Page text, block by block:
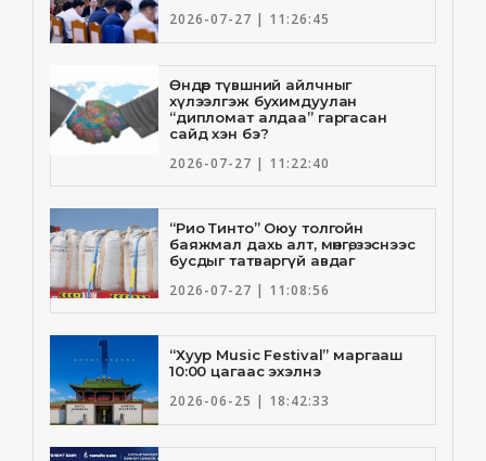
2026-07-27 | 11:26:45
Өндөр түвшний айлчныг
хүлээлгэж бухимдуулан
“дипломат алдаа” гаргасан
сайд хэн бэ?
2026-07-27 | 11:22:40
“Рио Тинто” Оюу толгойн
баяжмал дахь алт, мөнгө, зэснээс
бусдыг татваргүй авдаг
2026-07-27 | 11:08:56
“Хуур Music Festival” маргааш
10:00 цагаас эхэлнэ
2026-06-25 | 18:42:33